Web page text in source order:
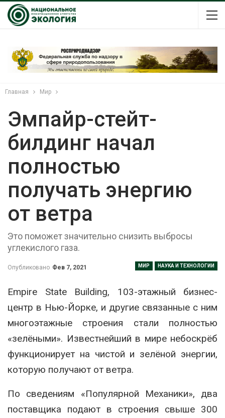
Главная Мир
Эмпайр-стейт-
билдинг начал
полностью
получать энергию
от ветра
Это поможет значительно снизить выбросы
углекислого газа.
МИР НАУКА И ТЕХНОЛОГИИ
Опубликовано Фев 7, 2021
Empire State Building, 103-этажный бизнес-
центр в Нью-Йорке, и другие связанные с ним
многоэтажные строения стали полностью
«зелёными». Известнейший в мире небоскрёб
функционирует на чистой и зелёной энергии,
которую получают от ветра.
По сведениям «Популярной Механики», два
поставщика подают в строения свыше 300